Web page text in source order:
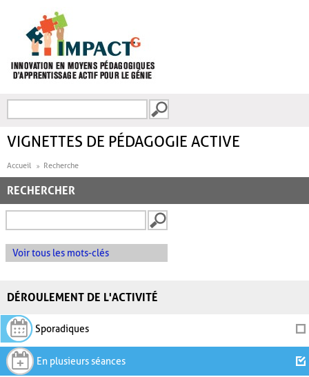
FORMULAIRE DE
VIGNETTES DE PÉDAGOGIE ACTIVE
Accueil Recherche
RECHERCHER
Voir tous les mots-clés
DÉROULEMENT DE L'ACTIVITÉ
Sporadiques
En plusieurs séances